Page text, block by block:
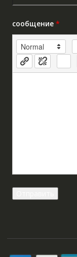
сообщение *